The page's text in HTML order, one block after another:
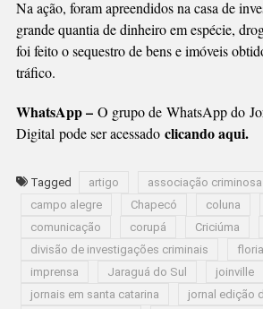
Na ação, foram apreendidos na casa de
grande quantia de dinheiro em espécie,
foi feito o sequestro de bens e imóveis
tráfico.
WhatsApp – O grupo de WhatsApp do
Digital pode ser acessado clicando aqui.
Tagged artigo associação criminosa
campo alegre
Chapecó coluna
comunicação
corupá Criciúma
divisão de investigações criminais
imprensa
Jaraguá do Sul
joinville
jornais em santa catarina
jornal edição